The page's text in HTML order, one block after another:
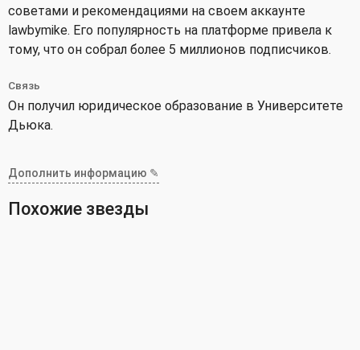
советами и рекомендациями на своем аккаунте
lawbymike. Его популярность на платформе привела к
тому, что он собрал более 5 миллионов подписчиков.
Связь
Он получил юридическое образование в Университете
Дьюка.
Дополнить информацию ✎
Похожие звезды